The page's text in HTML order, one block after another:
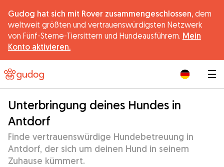
Gudog hat sich mit Rover zusammengeschlossen, dem
weltweit größten und vertrauenswürdigsten Netzwerk
von Fünf-Sterne-Tiersittern und Hundeausführern. Mein
Konto aktivieren.
Unterbringung deines Hundes in
Antdorf
Finde vertrauenswürdige Hundebetreuung in
Antdorf, der sich um deinen Hund in seinem
Zuhause kümmert.